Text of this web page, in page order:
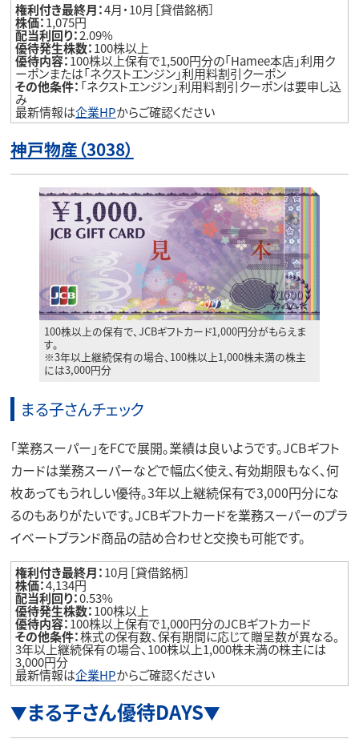
権利付き最終月：4月・10月［貸借銘柄］
株価：1,075円
配当利回り：2.09%
優待発生株数：100株以上
優待内容：100株以上保有で1,500円分の「Hamee本店」利用ク
ーポンまたは「ネクストエンジン」利用料割引クーポン
その他条件： 「ネクストエンジン」利用料割引クーポンは要申し込
み
最新情報は企業HPからご確認ください
神戸物産（3038）
100株以上の保有で、JCBギフトカード1,000円分がもらえま
す。
※3年以上継続保有の場合、100株以上1,000株未満の株主
には3,000円分
まる子さんチェック
「業務スーパー」をFCで展開。業績は良いようです。JCBギフト
カードは業務スーパーなどで幅広く使え、有効期限もなく、何
枚あってもうれしい優待。3年以上継続保有で3,000円分にな
るのもありがたいです。JCBギフトカードを業務スーパーのプラ
イベートブランド商品の詰め合わせと交換も可能です。
権利付き最終月：10月［貸借銘柄］
株価：4,134円
配当利回り：0.53%
優待発生株数：100株以上
優待内容：100株以上保有で1,000円分のJCBギフトカード
その他条件：株式の保有数、保有期間に応じて贈呈数が異なる。
3年以上継続保有の場合、100株以上1,000株未満の株主には
3,000円分
最新情報は企業HPからご確認ください
▼まる子さん優待DAYS▼